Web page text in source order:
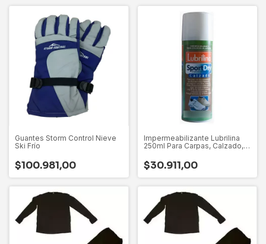
Guantes Storm Control Nieve
Ski Frío
$100.981,00
Impermeabilizante Lubrilina
250ml Para Carpas, Calzado,
$30.911,00